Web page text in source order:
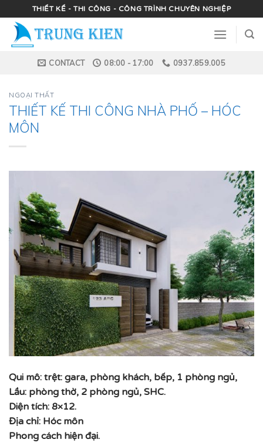
to
content
THIẾT KẾ - THI CÔNG - CÔNG TRÌNH CHUYÊN NGHIỆP
CONTACT 08:00 - 17:00 0937.859.005
NGOẠI THẤT
THIẾT KẾ THI CÔNG NHÀ PHỐ – HÓC
MÔN
Qui mô: trệt: gara, phòng khách, bếp, 1 phòng ngủ,
Lầu: phòng thờ, 2 phòng ngủ, SHC.
Diện tích: 8×12.
Địa chỉ: Hóc môn
Phong cách hiện đại.